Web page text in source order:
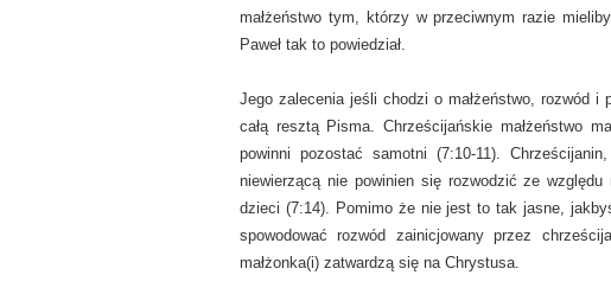
małżeństwo tym, którzy w przeciwnym razie mieliby
Paweł tak to powiedział.
Jego zalecenia jeśli chodzi o małżeństwo, rozwód i
całą resztą Pisma. Chrześcijańskie małżeństwo
powinni pozostać samotni (7:10-11).
niewierzącą nie powinien się rozwodzić ze
dzieci (7:14). Pomimo że nie jest to tak jasne,
spowodować rozwód zainicjowany przez
małżonka(i) zatwardzą się na Chrystusa.